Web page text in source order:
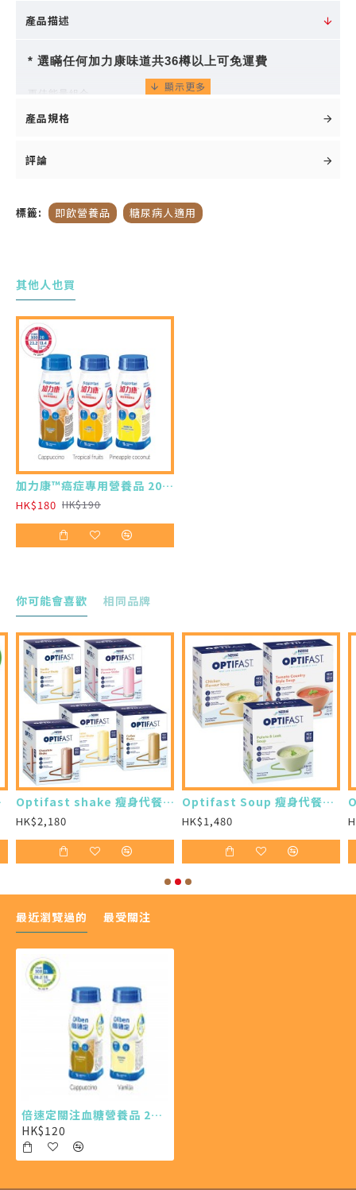
產品描述
* 選瞞任何加力康味道共36樽以上可免運費
更佳能量組合
42%)，但脂肪則以較健康的單元非飽和脂肪
減少碳水化合物作為能量的比例 (佔總能量
MUFA的膳食能改善胰島素的功用
中鏈脂肪酸 (MCT) ，較長鏈脂肪酸 (LCT)
，更容易被人體吸收並作為能量使用。好處
是MCT不會被儲存成脂肪，有助控制體重
低升糖指數碳水化合物
碳水化合物組合，專為糖尿病人而設計，從而達到
低升糖指數，令病人更能有效控制穩定的血糖水平
產品規格
評論
標籤: 即飲營養品 糖尿病人適用
其他人也買
加力康™癌症專用營養品 200ml X4 (最少需購買24樽)
HK$180 HK$190
你可能會喜歡 相同品牌
樽) Optifast shake 瘦身代餐奶昔 (12 x 53g) (7盒)
HK$2,180
Optifast Soup 瘦身代餐濃湯 (8 x 53g) (7盒)
HK$1,480
最近瀏覽過的 最受關注
倍速定關注血糖營養品 200ml X4 (最少需購買36樽)
HK$120